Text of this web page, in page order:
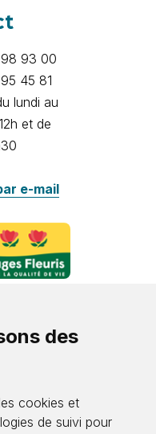
des
cookies et
de suivi pour
93 00
45 81
lundi au
et de
e-mail